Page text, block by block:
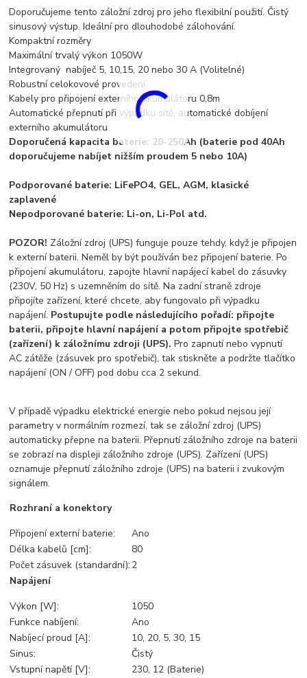
Doporučujeme tento záložní zdroj pro jeho flexibilní použití. Čistý
sinusový výstup. Ideální pro dlouhodobé zálohování.
Kompaktní rozměry
Maximální trvalý výkon 1050W
Integrovaný nabíječ 5, 10,15, 20 nebo 30 A (Volitelné)
Robustní celokovové provedení
Kabely pro připojení externího akumulátoru 0,8m
Automatické přepnutí při výpadku sítě, automatické dobíjení
externího akumulátoru
Doporučená kapacita baterie: 20-250Ah (baterie pod 40Ah
doporučujeme nabíjet nižším proudem 5 nebo 10A)
Podporované baterie: LiFePO4, GEL, AGM, klasické
zaplavené
Nepodporované baterie: Li-on, Li-Pol atd.
POZOR! Záložní zdroj (UPS) funguje pouze tehdy, když je připojen
k externí baterii. Neměl by být používán bez připojení baterie. Po
připojení akumulátoru, zapojte hlavní napájecí kabel do zásuvky
(230V, 50 Hz) s uzemněním do sítě. Na zadní straně zdroje
připojíte zařízení, které chcete, aby fungovalo při výpadku
napájení. Postupujte podle následujícího pořadí: připojte
baterii, připojte hlavní napájení a potom připojte spotřebič
(zařízení) k záložnímu zdroji (UPS).Pro zapnutí nebo vypnutí
AC zátěže (zásuvek pro spotřebič), tak stiskněte a podržte tlačítko
napájení (ON / OFF) pod dobu cca 2 sekund.
V případě výpadku elektrické energie nebo pokud nejsou její
parametry v normálním rozmezí, tak se záložní zdroj (UPS)
automaticky přepne na baterii. Přepnutí záložního zdroje na baterii
se zobrazí na displeji záložního zdroje (UPS). Zařízení (UPS)
oznamuje přepnutí záložního zdroje (UPS) na baterii i zvukovým
signálem.
Rozhraní a konektory
Připojení externí baterie:
Ano
Délka kabelů [cm]:
80
Počet zásuvek (standardní): 2
Napájení
Výkon [W]:
1050
Funkce nabíjení:
Ano
Nabíjecí proud [A]:
10, 20, 5, 30, 15
Sinus:
Čistý
Vstupní napětí [V]:
230, 12 (Baterie)